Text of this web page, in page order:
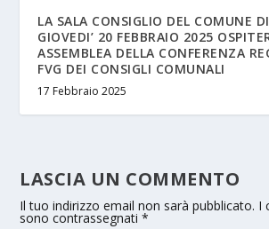
LA SALA CONSIGLIO DEL COMUNE
GIOVEDI’ 20 FEBBRAIO 2025
ASSEMBLEA DELLA CONFERENZA
FVG DEI CONSIGLI COMUNALI
17 Febbraio 2025
LASCIA UN COMMENTO
Il tuo indirizzo email non sarà pubblicato. I
sono contrassegnati*